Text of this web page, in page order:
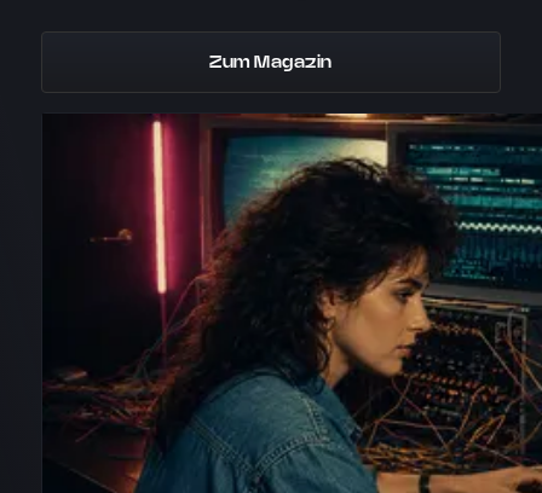
Zum Magazin